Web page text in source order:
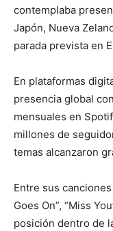
contemplaba
Japón, Nueva
parada prevista en
En plataformas
presencia global
mensuales en
millones de
temas alcanzaron
Entre sus
Goes On”, “Miss
posición dentro de